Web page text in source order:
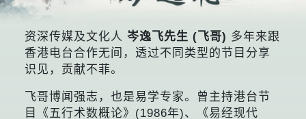
资深传媒及文化人 岑逸飞先生 (飞哥) 多年来跟
香港电台合作无间，透过不同类型的节目分享
识见，贡献不菲。
飞哥博闻强志，也是易学专家。曾主持港台节
目《五行术数概论》(1986年)、《易经现代